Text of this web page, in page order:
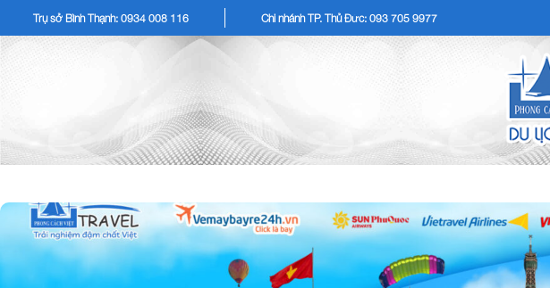
Trụ sở Bình Thạnh: 0934 008 116 Chi nhánh TP. Thủ Đức: 093 705 9977